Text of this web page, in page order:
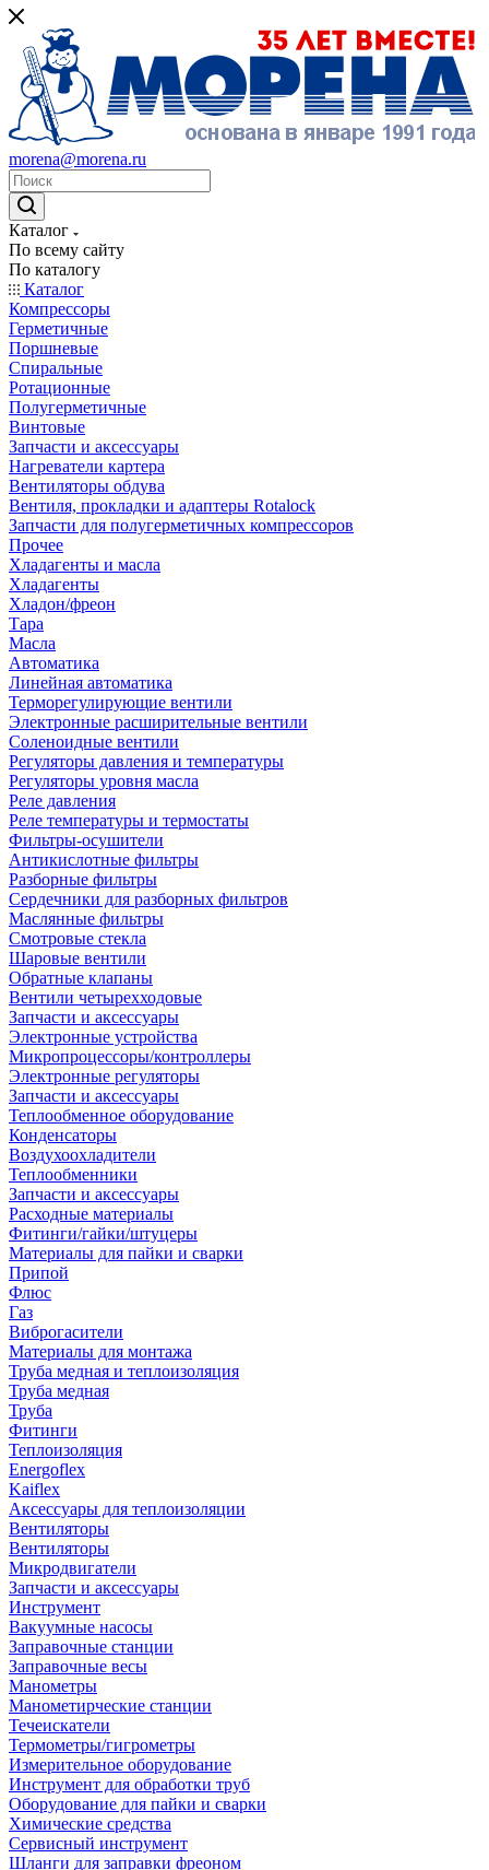
morena@morena.ru
Каталог
По всему сайту
По каталогу
Каталог
Компрессоры
Герметичные
Поршневые
Спиральные
Ротационные
Полугерметичные
Винтовые
Запчасти и аксессуары
Нагреватели картера
Вентиляторы обдува
Вентиля, прокладки и адаптеры Rotalock
Запчасти для полугерметичных компрессоров
Прочее
Хладагенты и масла
Хладагенты
Хладон/фреон
Тара
Масла
Автоматика
Линейная автоматика
Терморегулирующие вентили
Электронные расширительные вентили
Соленоидные вентили
Регуляторы давления и температуры
Регуляторы уровня масла
Реле давления
Реле температуры и термостаты
Фильтры-осушители
Антикислотные фильтры
Разборные фильтры
Сердечники для разборных фильтров
Маслянные фильтры
Смотровые стекла
Шаровые вентили
Обратные клапаны
Вентили четырехходовые
Запчасти и аксессуары
Электронные устройства
Микропроцессоры/контроллеры
Электронные регуляторы
Запчасти и аксессуары
Теплообменное оборудование
Конденсаторы
Воздухоохладители
Теплообменники
Запчасти и аксессуары
Расходные материалы
Фитинги/гайки/штуцеры
Материалы для пайки и сварки
Припой
Флюс
Газ
Виброгасители
Материалы для монтажа
Труба медная и теплоизоляция
Труба медная
Труба
Фитинги
Теплоизоляция
Energoflex
Kaiflex
Аксессуары для теплоизоляции
Вентиляторы
Вентиляторы
Микродвигатели
Запчасти и аксессуары
Инструмент
Вакуумные насосы
Заправочные станции
Заправочные весы
Манометры
Манометирческие станции
Течеискатели
Термометры/гигрометры
Измерительное оборудование
Инструмент для обработки труб
Оборудование для пайки и сварки
Химические средства
Сервисный инструмент
Шланги для заправки фреоном